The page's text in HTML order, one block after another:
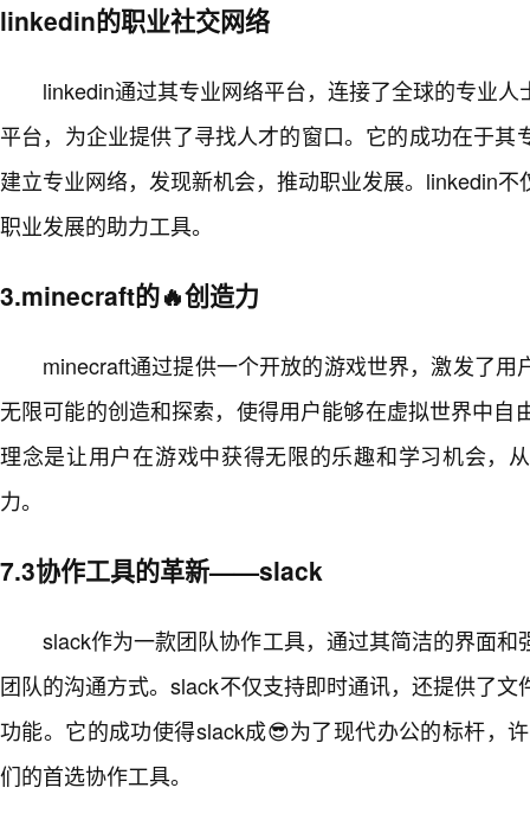
linkedin的职业社交网络
linkedin通过其专业网络平台，连接了全球的专业
平台，为企业提供了寻找人才的窗口。它的成功在于其
建立专业网络，发现新机会，推动职业发展。linkedin
职业发展的助力工具。
3.minecraft的🔥创造力
minecraft通过提供一个开放的游戏世界，激发了用
无限可能的创造和探索，使得用户能够在虚拟世界中自
理念是让用户在游戏中获得无限的乐趣和学习机会，
力。
7.3协作工具的革新——slack
slack作为一款团队协作工具，通过其简洁的界面
团队的沟通方式。slack不仅支持即时通讯，还提供了
功能。它的成功使得slack成😎为了现代办公的标杆，
们的首选协作工具。